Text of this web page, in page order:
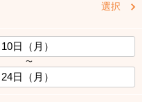
選択
〜